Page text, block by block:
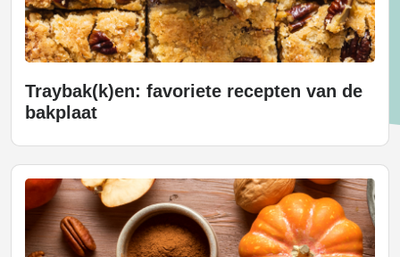
Traybak(k)en: favoriete recepten van de
bakplaat